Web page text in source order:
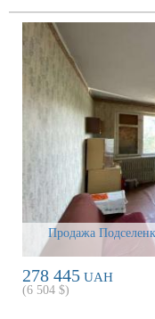
Продажа
278 445 UAH
(6 504 $)